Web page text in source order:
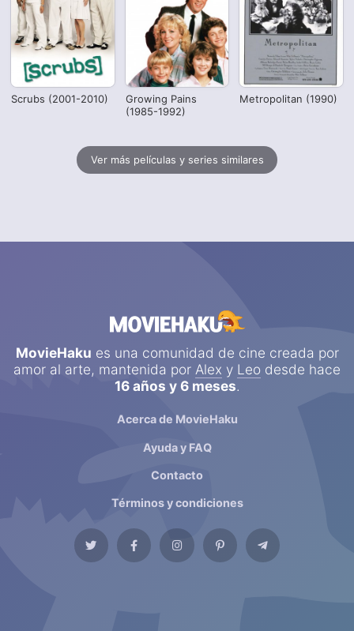
Scrubs (2001-2010)
Growing Pains
(1985-1992)
Metropolitan (1990)
Ver más películas y series similares
MovieHaku es una comunidad de cine creada por
amor al arte, mantenida por Alex y Leo desde hace
16 años y 6 meses.
Acerca de MovieHaku
Ayuda y FAQ
Contacto
Términos y condiciones